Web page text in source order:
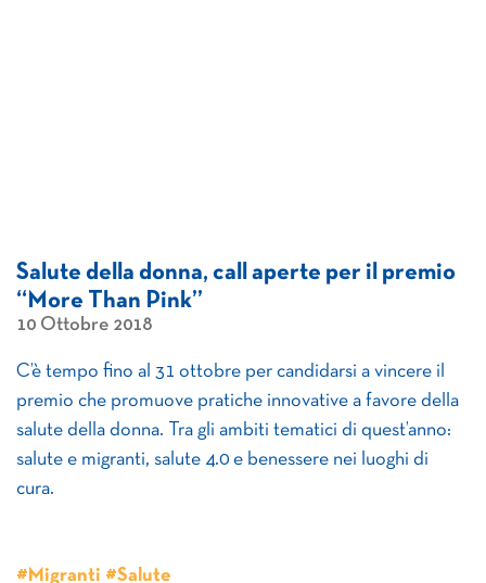
Salute della donna, call aperte per il premio
“More Than Pink”
10 Ottobre 2018
C’è tempo fino al 31 ottobre per candidarsi a vincere il
premio che promuove pratiche innovative a favore della
salute della donna. Tra gli ambiti tematici di quest’anno:
salute e migranti, salute 4.0 e benessere nei luoghi di
cura.
#Migranti #Salute